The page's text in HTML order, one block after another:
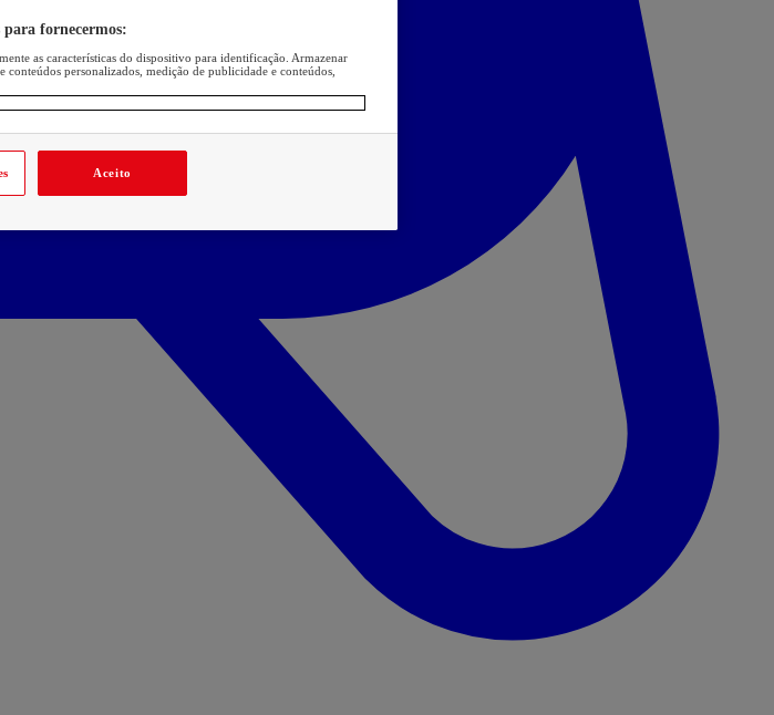
para fornecermos:
as características do dispositivo para identificação. Armazenar
personalizados, medição de publicidade e conteúdos,
Aceito